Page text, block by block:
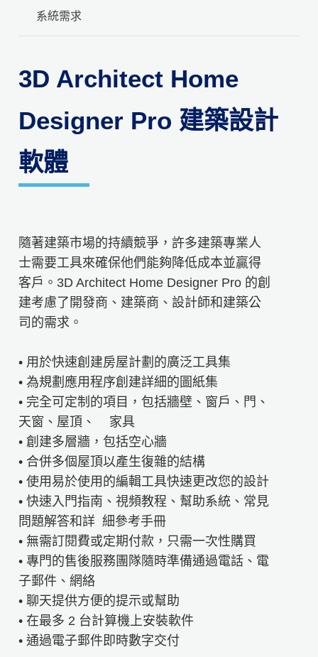
系統需求
3D Architect Home
Designer Pro 建築設計
軟體
隨著建築市場的持續競爭，許多建築專業人
士需要工具來確保他們能夠降低成本並贏得
客戶。3D Architect Home Designer Pro 的創
建考慮了開發商、建築商、設計師和建築公
司的需求。
• 用於快速創建房屋計劃的廣泛工具集
• 為規劃應用程序創建詳細的圖紙集
• 完全可定制的項目，包括牆壁、窗戶、門、
天窗、屋頂、 家具
• 創建多層牆，包括空心牆
• 合併多個屋頂以產生復雜的結構
• 使用易於使用的編輯工具快速更改您的設計
• 快速入門指南、視頻教程、幫助系統、常見
問題解答和詳 細參考手冊
• 無需訂閱費或定期付款，只需一次性購買
• 專門的售後服務團隊隨時準備通過電話、電
子郵件、網絡
• 聊天提供方便的提示或幫助
• 在最多 2 台計算機上安裝軟件
• 通過電子郵件即時數字交付